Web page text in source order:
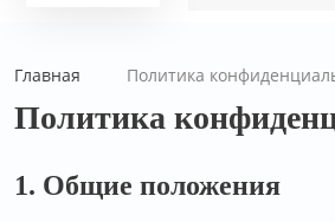
Главная Политика
Политика
1. Общие положения